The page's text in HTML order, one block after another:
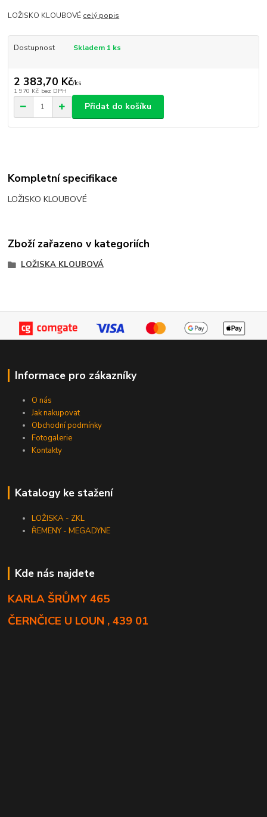
LOŽISKO KLOUBOVÉ celý popis
Dostupnost Skladem 1 ks
2 383,70 Kč/ks
1 970 Kč bez DPH
Přidat do košíku
Kompletní specifikace
LOŽISKO KLOUBOVÉ
Zboží zařazeno v kategoriích
LOŽISKA KLOUBOVÁ
Informace pro zákazníky
O nás
Jak nakupovat
Obchodní podmínky
Fotogalerie
Kontakty
Katalogy ke stažení
LOŽISKA - ZKL
ŘEMENY - MEGADYNE
Kde nás najdete
KARLA ŠRŮMY 465
ČERNČICE U LOUN , 439 01